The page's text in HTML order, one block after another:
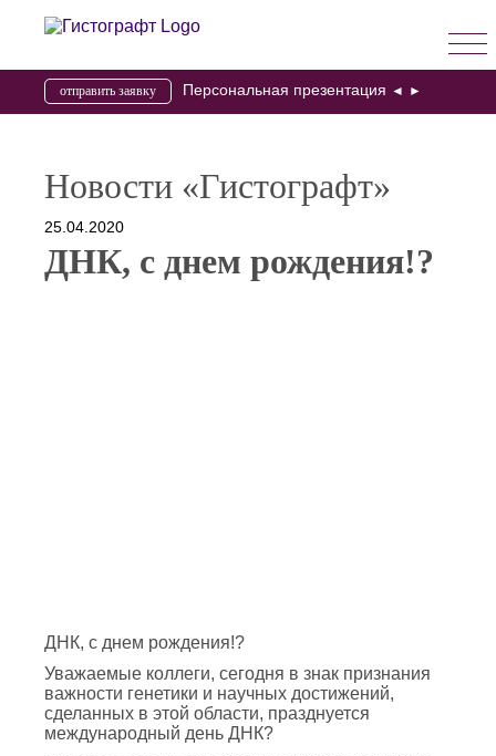
→ Персональная презентация
отправить заявку ◄ ►
Новости «Гистографт»
25.04.2020
ДНК, с днем рождения!?
ДНК, с днем рождения!?
Уважаемые коллеги, сегодня в знак признания
важности генетики и научных достижений,
сделанных в этой области, празднуется
международный день ДНК?